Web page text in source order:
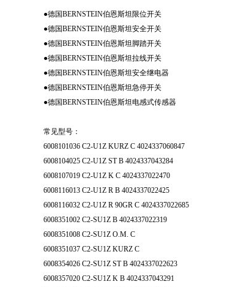
●德国BERNSTEIN伯恩斯坦限位开关
●德国BERNSTEIN伯恩斯坦安全开关
●德国BERNSTEIN伯恩斯坦脚踏开关
●德国BERNSTEIN伯恩斯坦拉线开关
●德国BERNSTEIN伯恩斯坦安全继电器
●德国BERNSTEIN伯恩斯坦急停开关
●德国BERNSTEIN伯恩斯坦电感式传感器
常见型号：
6008101036 C2-U1Z KURZ C 4024337060847
6008104025 C2-U1Z ST B 4024337043284
6008107019 C2-U1Z K C 4024337022470
6008116013 C2-U1Z R B 4024337022425
6008116032 C2-U1Z R 90GR C 4024337022685
6008351002 C2-SU1Z B 4024337022319
6008351008 C2-SU1Z O.M. C
6008351037 C2-SU1Z KURZ C
6008354026 C2-SU1Z ST B 4024337022623
6008357020 C2-SU1Z K B 4024337043291